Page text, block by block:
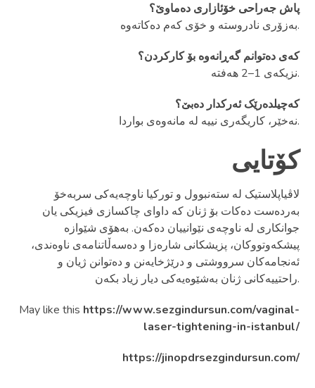
پاش جەراحی خۆئازاری دەماوێ؟
بەزۆری نادروستە و خۆی کەم دەکاتەوە.
کەی دەتوانم گەڕانەوە بۆ کارکردن؟
نزیکەی 1–2 هەفتە.
کەچیلدەرێک ئەرکدار دەبێ؟
نەخێر، کاریگەری نییە لە مانەوەی بواردا.
کۆتایی
لاڤیاپلاستیک لە ستەنبوول و تورکیا ناوچەیەکی سربەخۆ
بەردەست دەکات بۆ ژنان کە داوای چاکسازی فیزیکی یان
جوانکاری لە ناوچەی نێوانییان دەکەن. بەهۆی شێوازە
پیشکەوتووکان، پزیشکانی شارەزا و دەسەڵاتنامەی ناوەندی،
ئەنجامەکان سرووشتی و درێژخایەنن و دەتوانن ژیان و
راحتییەکانی ژنان بەشێوەیەکی دیار زیاد بکەن.
May like this https://www.sezgindursun.com/vaginal-
laser-tightening-in-istanbul/
https://jinopdrsezgindursun.com/